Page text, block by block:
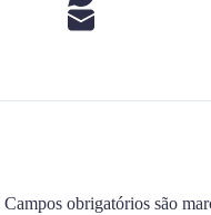
Campos obrigatórios são